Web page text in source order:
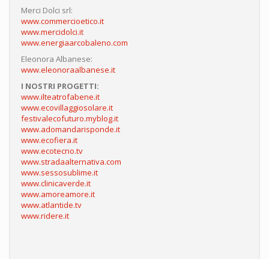
Merci Dolci srl:
www.commercioetico.it
www.mercidolci.it
www.energiaarcobaleno.com
Eleonora Albanese:
www.eleonoraalbanese.it
I NOSTRI PROGETTI:
www.ilteatrofabene.it
www.ecovillaggiosolare.it
festivalecofuturo.myblog.it
www.adomandarisponde.it
www.ecofiera.it
www.ecotecno.tv
www.stradaalternativa.com
www.sessosublime.it
www.clinicaverde.it
www.amoreamore.it
www.atlantide.tv
www.ridere.it